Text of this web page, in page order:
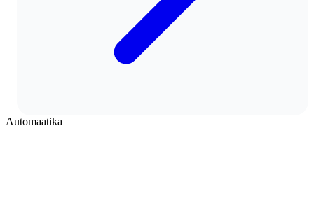
Automaatika